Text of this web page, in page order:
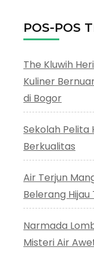
POS-POS
The Kluwih
Kuliner
di Bogor
Sekolah Pelita
Berkualitas
Air Terjun
Belerang Hijau
Narmada
Misteri Air